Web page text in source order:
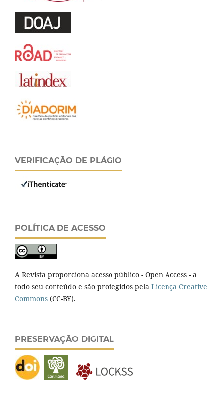
VERIFICAÇÃO DE PLÁGIO
POLÍTICA DE ACESSO
A Revista proporciona acesso público - Open Access - a
todo seu conteúdo e são protegidos pela Licença Creative
Commons (CC-BY).
PRESERVAÇÃO DIGITAL